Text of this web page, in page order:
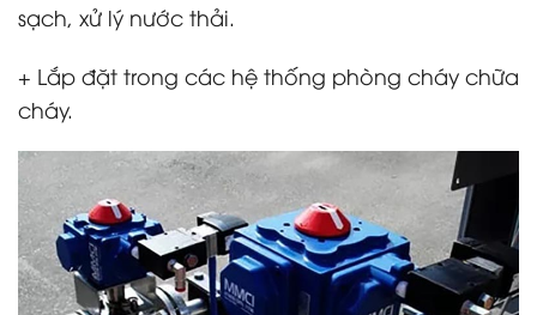
sạch, xử lý nước thải.
+ Lắp đặt trong các hệ thống phòng cháy chữa
cháy.